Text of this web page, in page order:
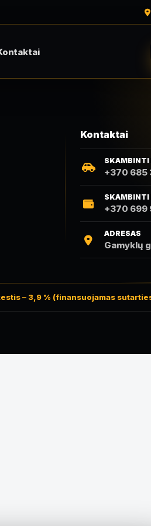
Kontaktai
SKAMBINTI
+370 685
SKAMBINTI
+370 699
ADRESAS
Gamyklų
% (finansuojamas